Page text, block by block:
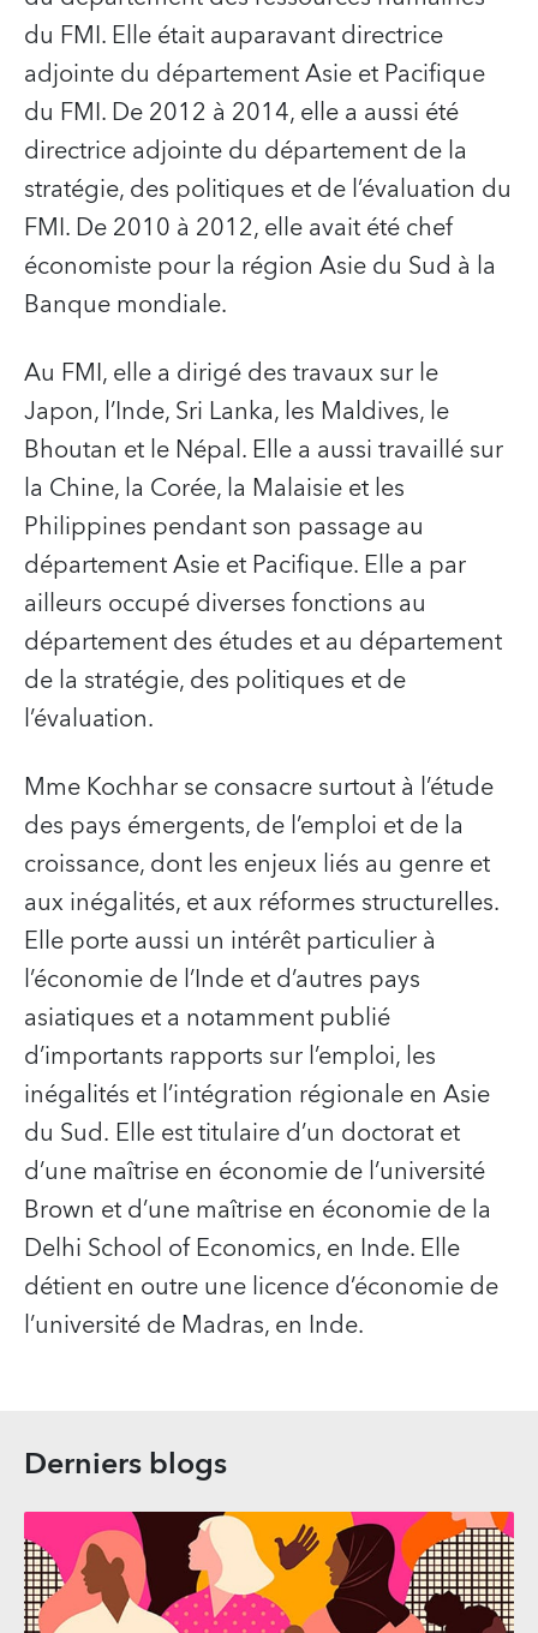
du FMI. Elle était auparavant directrice
adjointe du département Asie et Pacifique
du FMI. De 2012 à 2014, elle a aussi été
directrice adjointe du département de la
stratégie, des politiques et de l’évaluation du
FMI. De 2010 à 2012, elle avait été chef
économiste pour la région Asie du Sud à la
Banque mondiale.
Au FMI, elle a dirigé des travaux sur le
Japon, l’Inde, Sri Lanka, les Maldives, le
Bhoutan et le Népal. Elle a aussi travaillé sur
la Chine, la Corée, la Malaisie et les
Philippines pendant son passage au
département Asie et Pacifique. Elle a par
ailleurs occupé diverses fonctions au
département des études et au département
de la stratégie, des politiques et de
l’évaluation.
Mme Kochhar se consacre surtout à l’étude
des pays émergents, de l’emploi et de la
croissance, dont les enjeux liés au genre et
aux inégalités, et aux réformes structurelles.
Elle porte aussi un intérêt particulier à
l’économie de l’Inde et d’autres pays
asiatiques et a notamment publié
d’importants rapports sur l’emploi, les
inégalités et l’intégration régionale en Asie
du Sud. Elle est titulaire d’un doctorat et
d’une maîtrise en économie de l’université
Brown et d’une maîtrise en économie de la
Delhi School of Economics, en Inde. Elle
détient en outre une licence d’économie de
l’université de Madras, en Inde.
Derniers blogs